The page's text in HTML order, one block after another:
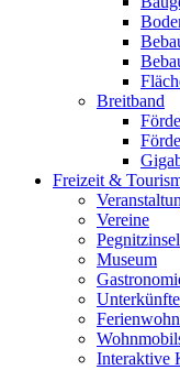
Breitband
Freizeit &
Vereine
Pegnitzinsel
Museum
Unterkünfte
Interaktive